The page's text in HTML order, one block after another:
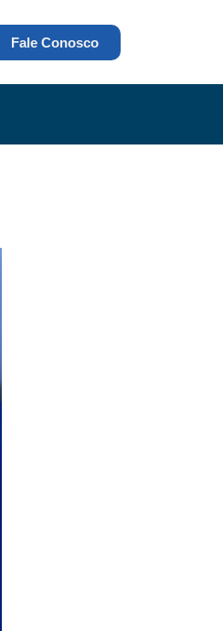
Fale Conosco